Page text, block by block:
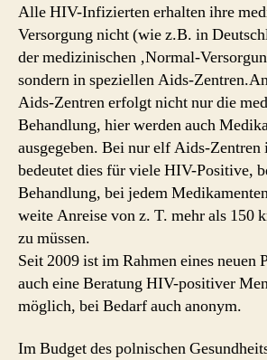
Alle HIV-Infizierten erhalten ihre
Versorgung nicht (wie z.B. in
der medizinischen ‚Normal-
sondern in speziellen Aids-
Aids-Zentren erfolgt nicht nur die
Behandlung, hier werden auch
ausgegeben. Bei nur elf Aids-Zentren
bedeutet dies für viele HIV-Positive,
Behandlung, bei jedem
weite Anreise von z. T. mehr als 150
zu müssen.
Seit 2009 ist im Rahmen eines neuen
auch eine Beratung HIV-positiver
möglich, bei Bedarf auch anonym.
Im Budget des polnischen